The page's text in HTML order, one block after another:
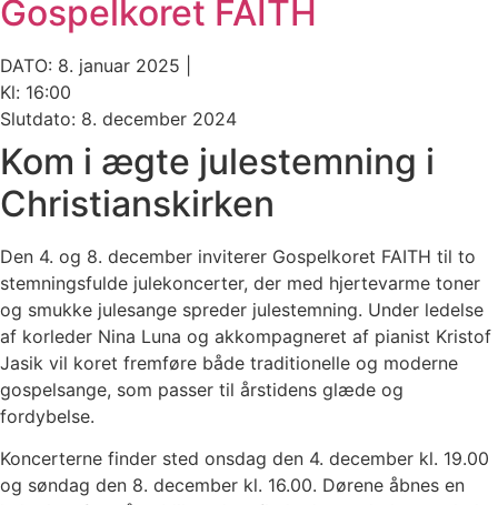
Gospelkoret FAITH
DATO: 8. januar 2025 |
Kl: 16:00
Slutdato: 8. december 2024
Kom i ægte julestemning i
Christianskirken
Den 4. og 8. december inviterer Gospelkoret FAITH til to
stemningsfulde julekoncerter, der med hjertevarme toner
og smukke julesange spreder julestemning. Under ledelse
af korleder Nina Luna og akkompagneret af pianist Kristof
Jasik vil koret fremføre både traditionelle og moderne
gospelsange, som passer til årstidens glæde og
fordybelse.
Koncerterne finder sted onsdag den 4. december kl. 19.00
og søndag den 8. december kl. 16.00. Dørene åbnes en